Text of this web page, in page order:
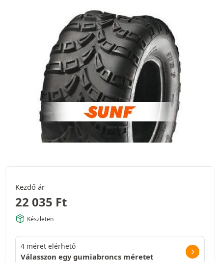
Kezdő ár
22 035 Ft
Készleten
4 méret elérhető
Válasszon egy gumiabroncs méretet